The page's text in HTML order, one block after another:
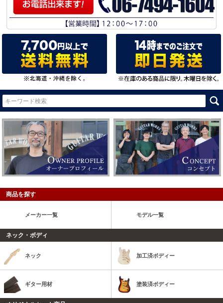
商品を探す
メーカー一覧 モデル一覧
ネック・ボディ
ネック 加工済ボディー
ギター用材 塗装済ボディー